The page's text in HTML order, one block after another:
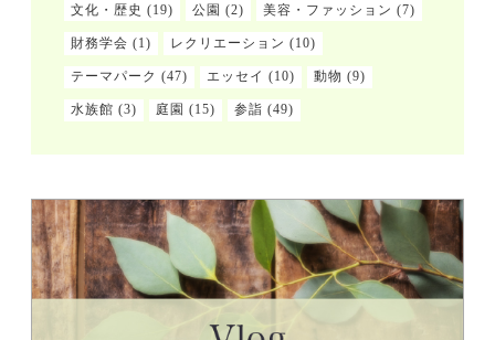
文化・歴史 (19) 公園 (2) 美容・ファッション (7)
財務学会 (1) レクリエーション (10)
テーマパーク (47) エッセイ (10) 動物 (9)
水族館 (3) 庭園 (15) 参詣 (49)